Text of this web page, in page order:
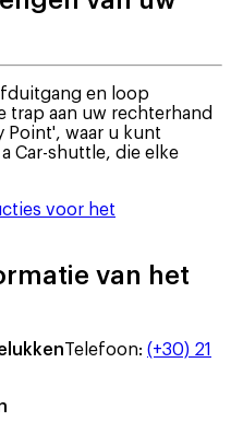
en loop
trap aan uw rechterhand
Point', waar u kunt
Car-shuttle, die elke
voor het
van het
Telefoon: (+30) 21